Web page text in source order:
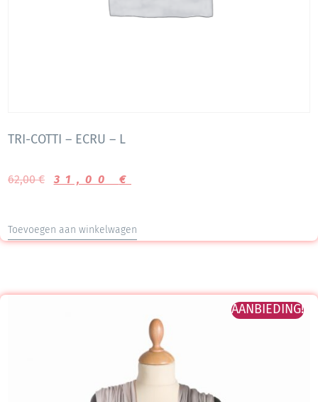
TRI-COTTI – ECRU – L
62,00€ 31,00 €
Toevoegen aan winkelwagen
AANBIEDING!